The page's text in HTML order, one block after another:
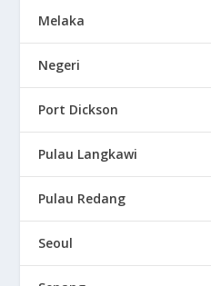
Melaka
Negeri
Port Dickson
Pulau Langkawi
Pulau Redang
Seoul